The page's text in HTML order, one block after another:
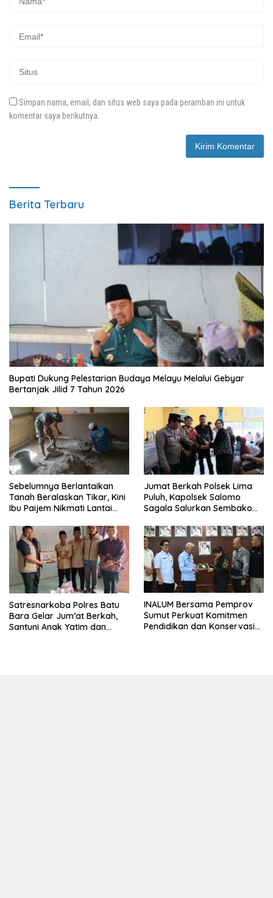
Simpan nama, email, dan situs web saya pada peramban ini untuk
komentar saya berikutnya.
Berita Terbaru
Bupati Dukung Pelestarian Budaya Melayu Melalui Gebyar
Bertanjak Jilid 7 Tahun 2026
Sebelumnya Berlantaikan
Tanah Beralaskan Tikar, Kini
Ibu Paijem Nikmati Lantai
Satgas TMMD Ke-129 Kodim
0208/Asahan
Jumat Berkah Polsek Lima
Puluh, Kapolsek Salomo
Sagala Salurkan Sembako
Gambus
Satresnarkoba Polres Batu
Bara Gelar Jum’at Berkah,
Santuni Anak Yatim dan
INALUM Bersama Pemprov
Sumut Perkuat Komitmen
Pendidikan dan Konservasi